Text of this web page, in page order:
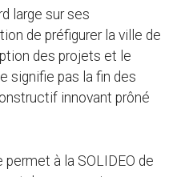
large sur ses
de préfigurer la ville de
des projets et le
signifie pas la fin des
innovant prôné
à la SOLIDEO de